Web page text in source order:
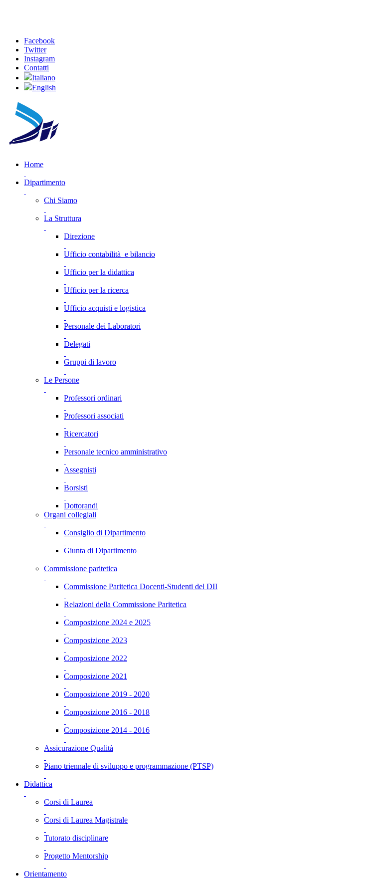
Facebook
Twitter
Instagram
Contatti
Italiano
English
Home
Dipartimento
Chi Siamo
La Struttura
Direzione
Ufficio contabilità e bilancio
Ufficio per la didattica
Ufficio per la ricerca
Ufficio acquisti e logistica
Personale dei Laboratori
Delegati
Gruppi di lavoro
Le Persone
Professori ordinari
Professori associati
Ricercatori
Personale tecnico amministrativo
Assegnisti
Borsisti
Dottorandi
Organi collegiali
Consiglio di Dipartimento
Giunta di Dipartimento
Commissione paritetica
Commissione Paritetica Docenti-Studenti del DII
Relazioni della Commissione Paritetica
Composizione 2024 e 2025
Composizione 2023
Composizione 2022
Composizione 2021
Composizione 2019 - 2020
Composizione 2016 - 2018
Composizione 2014 - 2016
Assicurazione Qualità
Piano triennale di sviluppo e programmazione (PTSP)
Didattica
Corsi di Laurea
Corsi di Laurea Magistrale
Tutorato disciplinare
Progetto Mentorship
Orientamento